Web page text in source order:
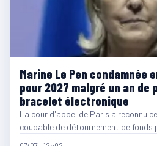
Marine Le Pen condamnée
pour 2027 malgré un an de
bracelet électronique
La cour d'appel de Paris a reconnu
coupable de détournement de fonds